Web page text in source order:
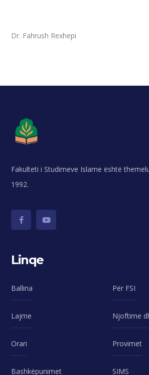
Prof.
Dr. Fahrush Rexhepi
Fakulteti i Studimeve Islame është
1992.
Linqe
Ballina Për FSI
Lajme Njoftime
Orari Provimet
Bashkëpunimet SIMS